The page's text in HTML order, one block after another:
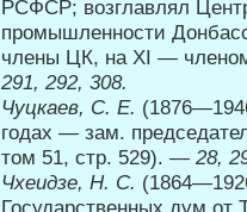
РСФСР; возглавлял
промышленности
члены ЦК, на XI —
291, 292, 308.
Чуцкаев, С. Е.
годах — зам.
том 51, стр. 529). — 28,
Чхеидзе, Н. С.